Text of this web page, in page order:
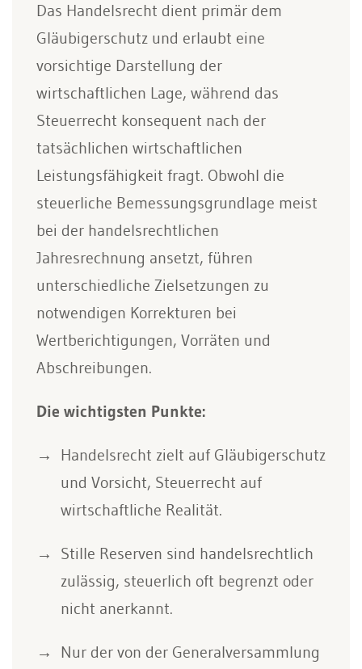
Das Handelsrecht dient primär dem
Gläubigerschutz und erlaubt eine
vorsichtige Darstellung der
wirtschaftlichen Lage, während das
Steuerrecht konsequent nach der
tatsächlichen wirtschaftlichen
Leistungsfähigkeit fragt. Obwohl die
steuerliche Bemessungsgrundlage meist
bei der handelsrechtlichen
Jahresrechnung ansetzt, führen
unterschiedliche Zielsetzungen zu
notwendigen Korrekturen bei
Wertberichtigungen, Vorräten und
Abschreibungen.
Die wichtigsten Punkte:
Handelsrecht zielt auf Gläubigerschutz
und Vorsicht, Steuerrecht auf
wirtschaftliche Realität.
Stille Reserven sind handelsrechtlich
zulässig, steuerlich oft begrenzt oder
nicht anerkannt.
Nur der von der Generalversammlung